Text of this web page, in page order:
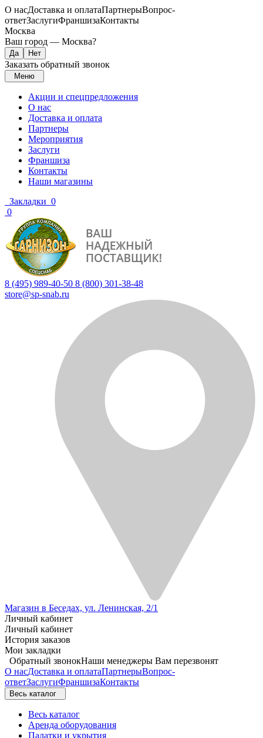
О насДоставка и оплатаПартнерыВопрос-
ответЗаслугиФраншизаКонтакты
Москва
Ваш город — Москва?
Заказать обратный звонок
Меню
Акции и спецпредложения
О нас
Доставка и оплата
Партнеры
Мероприятия
Заслуги
Франшиза
Контакты
Наши магазины
Закладки 0
0
8 (495) 989-40-50 8 (800) 301-38-48
store@sp-snab.ru
Магазин в Беседах, ул. Ленинская, 2/1
Личный кабинет
Личный кабинет
История заказов
Мои закладки
Обратный звонокНаши менеджеры Вам перезвонят
О насДоставка и оплатаПартнерыВопрос-
ответЗаслугиФраншизаКонтакты
Весь каталог
Весь каталог
Аренда оборудования
Палатки и укрытия